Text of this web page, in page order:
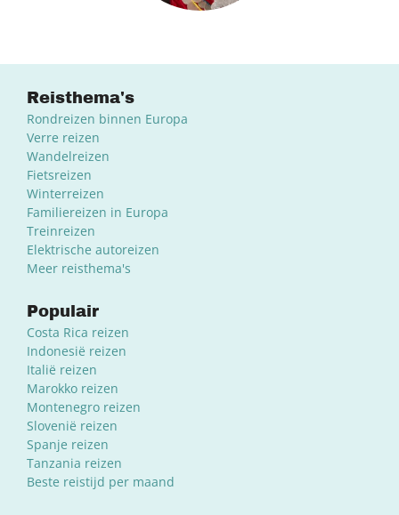
Reisthema's
Rondreizen binnen Europa
Verre reizen
Wandelreizen
Fietsreizen
Winterreizen
Familiereizen in Europa
Treinreizen
Elektrische autoreizen
Meer reisthema's
Populair
Costa Rica reizen
Indonesië reizen
Italië reizen
Marokko reizen
Montenegro reizen
Slovenië reizen
Spanje reizen
Tanzania reizen
Beste reistijd per maand